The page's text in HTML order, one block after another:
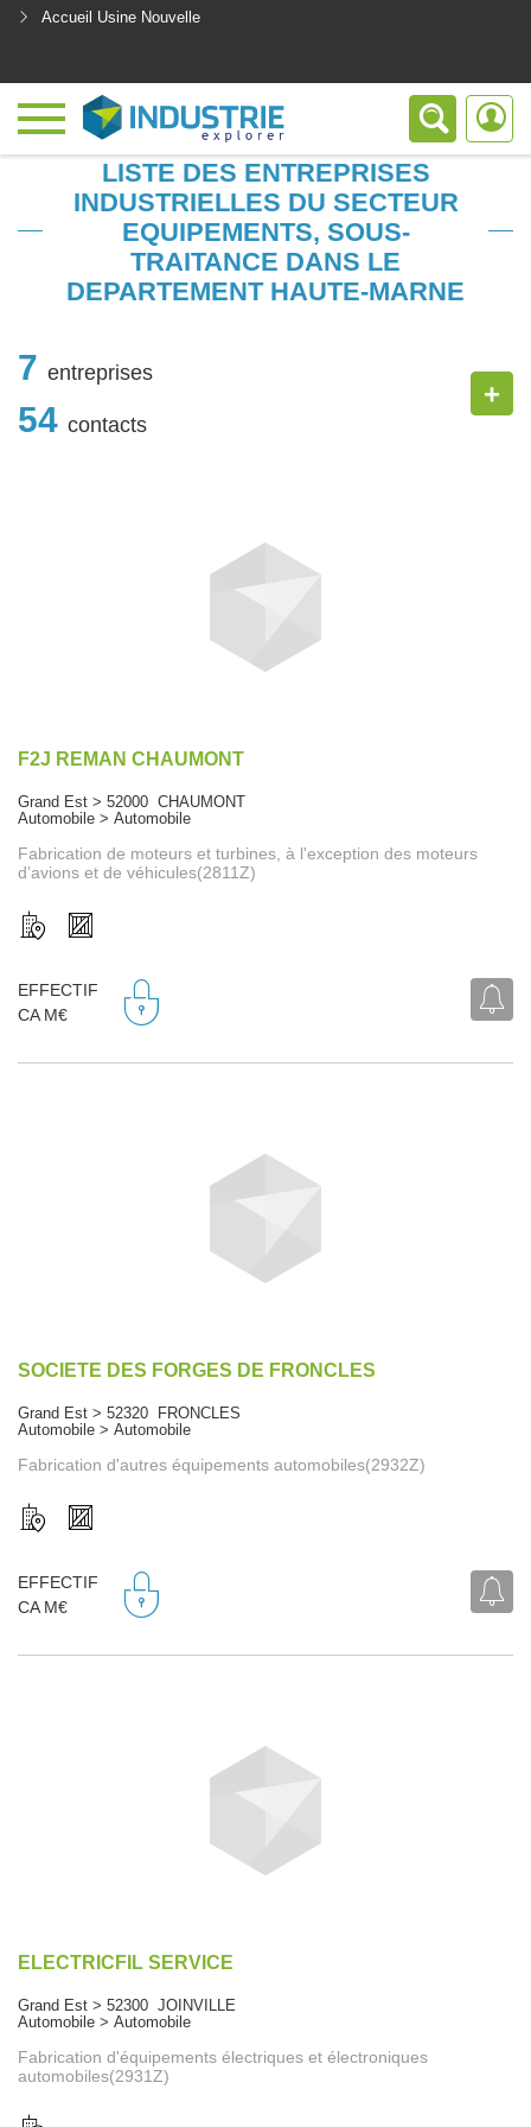
Accueil Usine Nouvelle
LISTE DES ENTREPRISES
INDUSTRIELLES DU SECTEUR
EQUIPEMENTS, SOUS-
TRAITANCE DANS LE
DEPARTEMENT HAUTE-MARNE
7 entreprises
54 contacts
+
F2J REMAN CHAUMONT
Grand Est > 52000 CHAUMONT
Automobile > Automobile
Fabrication de moteurs et turbines, à l'exception des moteurs
d’avions et de véhicules(2811Z)
EFFECTIF
CA M€
SOCIETE DES FORGES DE FRONCLES
Grand Est > 52320 FRONCLES
Automobile > Automobile
Fabrication d'autres équipements automobiles(2932Z)
EFFECTIF
CA M€
ELECTRICFIL SERVICE
Grand Est > 52300 JOINVILLE
Automobile > Automobile
Fabrication d'équipements électriques et électroniques
automobiles(2931Z)